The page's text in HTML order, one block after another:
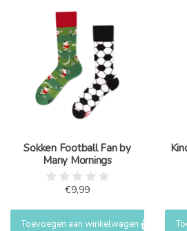
Sokken Football Fan by
Many Mornings
€9,99
Toevoegen aan winkelwagen